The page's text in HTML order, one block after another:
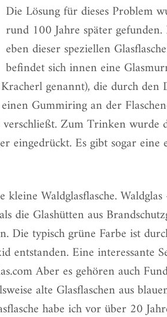
Die Lösung für dieses Problem
rund 100 Jahre später
eben dieser speziellen
befindet sich innen eine
genannt), die durch den
Gummiring an der
Zum Trinken wurde
eingedrückt. Es gibt sogar eine
Waldglasflasche.
die Glashütten aus
Die typisch grüne Farbe ist
entstanden. Eine interessante
Aber es gehören auch
alte Glasflaschen aus
habe ich vor über 20